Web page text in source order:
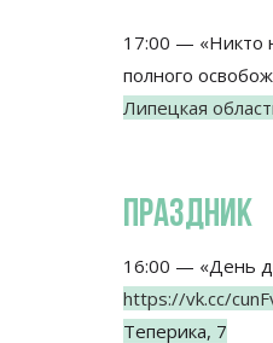
17:00 — «Никто
полного
Липецкая
ПРАЗДНИК
16:00 — «День
https://vk.cc/
Теперика, 7